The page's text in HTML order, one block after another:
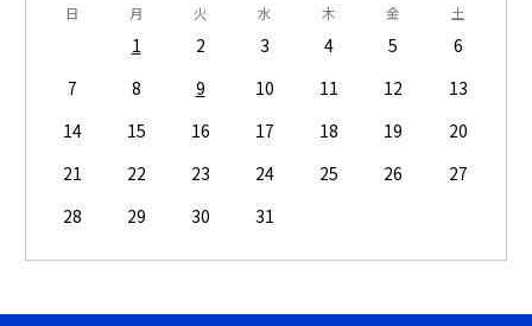
日 月 火 水 木 金 土
1 2 3 4 5
6
7
8 9 10 11 12
13
14
15 16 17 18 19
20
21
22 23 24 25 26
27
28
29 30 31